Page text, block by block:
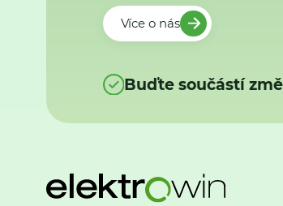
Více o nás
Buďte součástí